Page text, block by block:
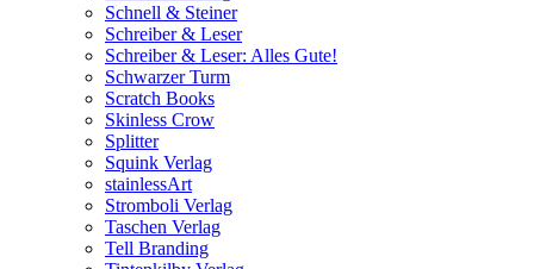
Schnell & Steiner
Schreiber & Leser
Schreiber & Leser: Alles Gute!
Schwarzer Turm
Scratch Books
Skinless Crow
Splitter
Squink Verlag
stainlessArt
Stromboli Verlag
Taschen Verlag
Tell Branding